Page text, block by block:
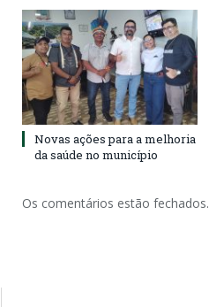
Novas ações para a melhoria
da saúde no município
Os comentários estão fechados.